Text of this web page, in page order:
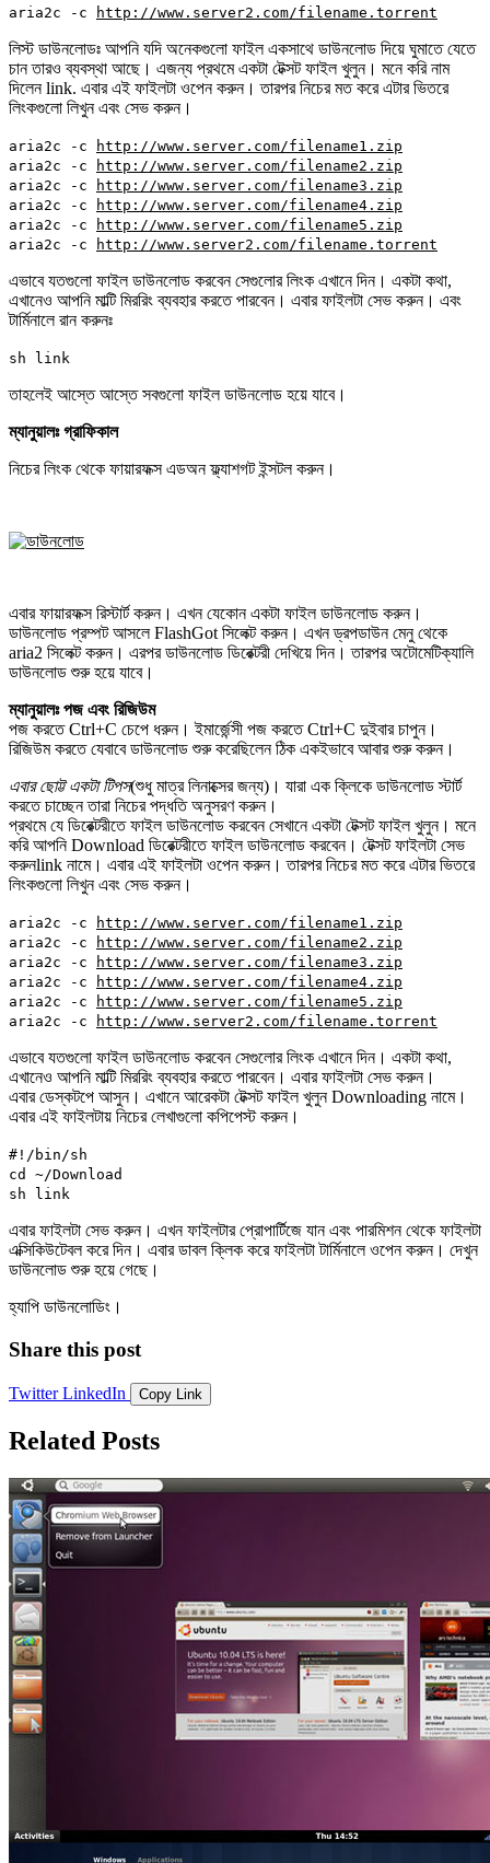
aria2c -c http://www.server2.com/filename.torrent
লিস্ট ডাউনলোডঃ আপনি যদি অনেকগুলো ফাইল একসাথে ডাউনলোড দিয়ে ঘুমাতে যেতে
চান তারও ব্যবস্থা আছে। এজন্য প্রথমে একটা টেক্সট ফাইল খুলুন। মনে করি নাম
দিলেন link. এবার এই ফাইলটা ওপেন করুন। তারপর নিচের মত করে এটার ভিতরে
লিংকগুলো লিখুন এবং সেভ করুন।
aria2c -c
http://www.server.com/filename1.zip
aria2c -c
http://www.server.com/filename2.zip
aria2c -c
http://www.server.com/filename3.zip
aria2c -c
http://www.server.com/filename4.zip
aria2c -c
http://www.server.com/filename5.zip
aria2c -c
http://www.server2.com/filename.torrent
এভাবে যতগুলো ফাইল ডাউনলোড করবেন সেগুলোর লিংক এখানে দিন। একটা কথা,
এখানেও আপনি মাল্টি মিররিং ব্যবহার করতে পারবেন। এবার ফাইলটা সেভ করুন। এবং
টার্মিনালে রান করুনঃ
sh link
তাহলেই আস্তে আস্তে সবগুলো ফাইল ডাউনলোড হয়ে যাবে।
ম্যানুয়ালঃ গ্রাফিকাল
নিচের লিংক থেকে ফায়ারফক্স এডঅন ফ্ল্যাশগট ইন্সটল করুন।
এবার ফায়ারফক্স রিস্টার্ট করুন। এখন যেকোন একটা ফাইল ডাউনলোড করুন।
ডাউনলোড প্রম্পট আসলে FlashGot সিলেক্ট করুন। এখন ড্রপডাউন মেনু থেকে
aria2 সিলেক্ট করুন। এরপর ডাউনলোড ডিরেক্টরী দেখিয়ে দিন। তারপর অটোমেটিক্যালি
ডাউনলোড শুরু হয়ে যাবে।
ম্যানুয়ালঃ পজ এবং রিজিউম
পজ করতে Ctrl+C চেপে ধরুন। ইমার্জেন্সী পজ করতে Ctrl+C দুইবার চাপুন।
রিজিউম করতে যেবাবে ডাউনলোড শুরু করেছিলেন ঠিক একইভাবে আবার শুরু করুন।
এবার ছোট্ট একটা টিপস(শুধু মাত্র লিনাক্সের জন্য)। যারা এক ক্লিকে ডাউনলোড স্টার্ট
করতে চাচ্ছেন তারা নিচের পদ্ধতি অনুসরণ করুন।
প্রথমে যে ডিরেক্টরীতে ফাইল ডাউনলোড করবেন সেখানে একটা টেক্সট ফাইল খুলুন। মনে
করি আপনি Download ডিরেক্টরীতে ফাইল ডাউনলোড করবেন। টেক্সট ফাইলটা সেভ
করুনlink নামে। এবার এই ফাইলটা ওপেন করুন। তারপর নিচের মত করে এটার ভিতরে
লিংকগুলো লিখুন এবং সেভ করুন।
aria2c -c
http://www.server.com/filename1.zip
aria2c -c
http://www.server.com/filename2.zip
aria2c -c
http://www.server.com/filename3.zip
aria2c -c
http://www.server.com/filename4.zip
aria2c -c
http://www.server.com/filename5.zip
aria2c -c
http://www.server2.com/filename.torrent
এভাবে যতগুলো ফাইল ডাউনলোড করবেন সেগুলোর লিংক এখানে দিন। একটা কথা,
এখানেও আপনি মাল্টি মিররিং ব্যবহার করতে পারবেন। এবার ফাইলটা সেভ করুন।
এবার ডেস্কটপে আসুন। এখানে আরেকটা টেক্সট ফাইল খুলুন Downloading নামে।
এবার এই ফাইলটায় নিচের লেখাগুলো কপিপেস্ট করুন।
#!/bin/sh
cd ~/Download
sh link
এবার ফাইলটা সেভ করুন। এখন ফাইলটার প্রোপার্টিজে যান এবং পারমিশন থেকে ফাইলটা
এক্সিকিউটেবল করে দিন। এবার ডাবল ক্লিক করে ফাইলটা টার্মিনালে ওপেন করুন। দেখুন
ডাউনলোড শুরু হয়ে গেছে।
হ্যাপি ডাউনলোডিং।
Share this post
Twitter LinkedIn Copy Link
Related Posts